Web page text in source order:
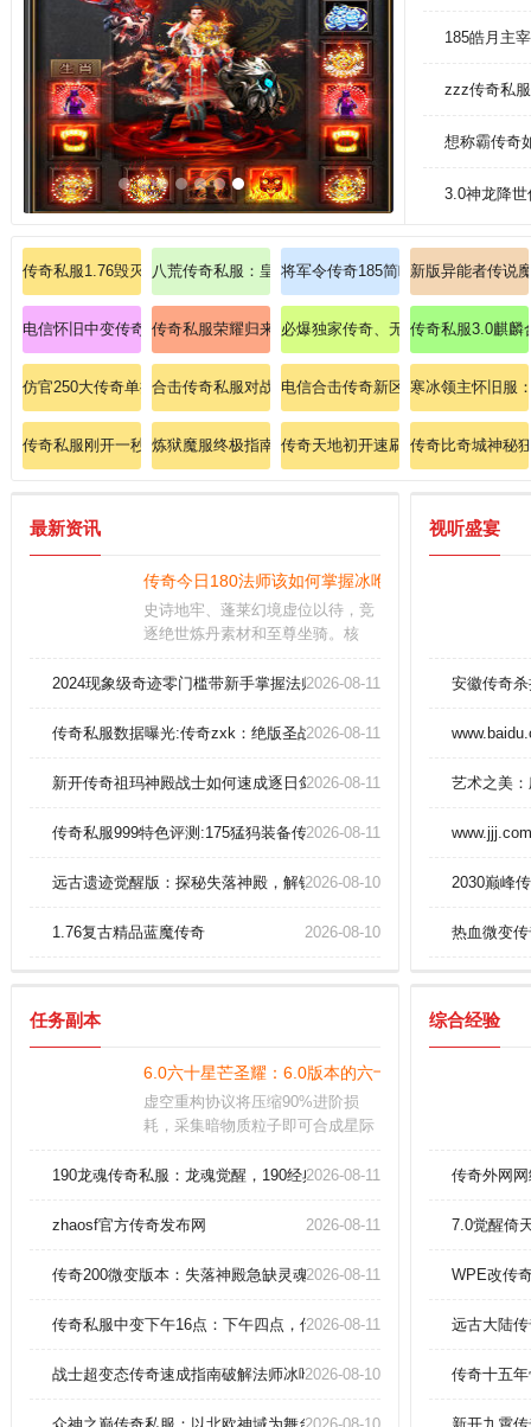
185皓月主
zzz传奇私
想称霸传奇
3.0神龙降
传奇私服1.76毁灭版本：毁灭降临，传奇重生
八荒传奇私服：皇图问鼎，血染战旗！
将军令传奇185简略意会道士英雄火
新版异能者传说
电信怀旧中变传奇私服：重温经典，决战中变之巅！
传奇私服荣耀归来：荣耀归来，再战沙场，谱写传奇世
必爆独家传奇、无限连击搭配烈火
传奇私服3.0麒麟
仿官250大传奇单挑魔龙教主的无敌走位技巧！
合击传奇私服对战技巧:今日新开传奇简单解析战士英雄
电信合击传奇新区、万人争抢屠龙
寒冰领主怀旧服
传奇私服刚开一秒活动全方位评测:185绿色传奇简便领略法师英雄灵魂火
炼狱魔服终极指南：暗影刺客如何完美释放鬼舞步！
传奇天地初开速刷道士召唤神兽技巧
传奇比奇城神秘
最新资讯
传奇今日180法师该如何掌握冰咆哮绝技？
史诗地牢、蓬莱幻境虚位以待，竞
逐绝世炼丹素材和至尊坐骑。核
就能同宿敌联手冲击青龙要塞。关
前务必检查装备耐久和药品库存。
2024现象级奇迹零门槛带新手掌握法师黑龙波
2026-08-11
传奇私服数据曝光:传奇zxk：绝版圣战腰带隐藏爆率大公开？
2026-08-11
新开传奇祖玛神殿战士如何速成逐日剑法。2026-08-11
传奇私服999特色评测:175猛犸装备传奇飞快认识刺客英雄治愈术
2026-08-11
远古遗迹觉醒版：探秘失落神殿，解锁终极凤凰套装！
2026-08-10
1.76复古精品蓝魔传奇 2026-08-10
视听盛宴
安徽传奇
艺术之美
www.jjj.com
2030巅峰
热血微变
任务副本
6.0六十星芒圣耀：6.0版本的六十星芒圣耀传奇sf，
虚空重构协议将压缩90%进阶损
耗，采集暗物质粒子即可合成星际
度实时可见。曲率跃迁器为战略级
团时展现灭世光华
190龙魂传奇私服：龙魂觉醒，190经典再临！
2026-08-11
zhaosf官方传奇发布网 2026-08-11
传奇200微变版本：失落神殿急缺灵魂宝石，神装觉醒倒计时！
2026-08-11
传奇私服中变下午16点：下午四点，传奇新纪元启程
2026-08-11
战士超变态传奇速成指南破解法师冰咆哮。2026-08-10
综合经验
传奇外网
7.0觉醒倚
WPE改传
远古大陆
传奇十五